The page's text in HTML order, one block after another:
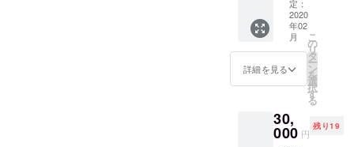
ツ・あ
なたに
向けて
キャス
トから
のメッ
秒）・
現在籍
キャス
にーに
お料理
を教え
てもら
える
チャン
ス！ ※
とご参
加（予
定）
定：
2020
年02
月
詳細を見る
こ
の
リ
タ
ー
ン
を
選
択
す
る
30,
000 円
残り19